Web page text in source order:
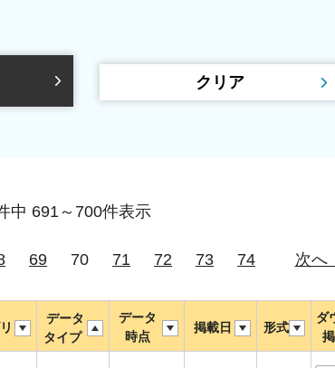
中 691～700件表示
69 70 71 72 73 74 次へ
データ
タイプ
データ
時点
掲載日 形式
ダ